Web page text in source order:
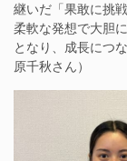
継いだ「果敢に挑
柔軟な発想で大胆
となり、成長につ
原千秋さん）